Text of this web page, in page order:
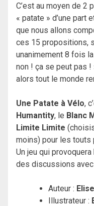
C’est au moyen de 2
« patate » d’une part
que nous allons
ces 15 propositions,
unanimement 8 fois
non ! ça se peut pas !
alors tout le monde
Une Patate à Vélo,
Humantity, le Blanc
Limite Limite
moins) pour les touts
Un jeu qui
des discussions
Auteur :
Illustrateur :